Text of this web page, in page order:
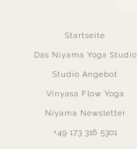
Startseite
Das Niyama Yoga Studio
Studio Angebot
Vinyasa Flow Yoga
Niyama Newsletter
+49 173 316 5301